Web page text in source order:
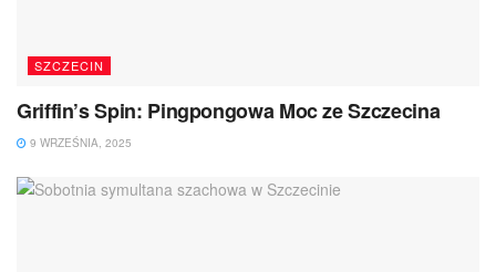
SZCZECIN
Griffin’s Spin: Pingpongowa Moc ze Szczecina
9 WRZEŚNIA, 2025